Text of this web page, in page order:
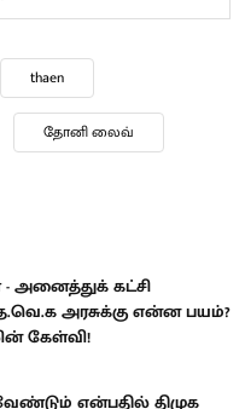
thaen
தோனி லைவ்
அனைத்துக் கட்சி
அரசுக்கு என்ன பயம்?
கேள்வி!
என்பதில் திமுக